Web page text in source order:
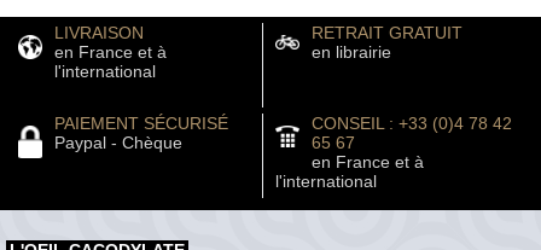
LIVRAISON
en France et à
l'international
RETRAIT GRATUIT
en librairie
PAIEMENT SÉCURISÉ
Paypal - Chèque
CONSEIL : +33 (0)4 78 42
65 67
en France et à
l'international